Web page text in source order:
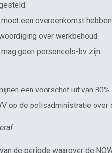
een overeenkomst
over werkbehoud.
geen personeels-bv zijn.
een voorschot uit van
op de polisadministratie over
de periode waarover de